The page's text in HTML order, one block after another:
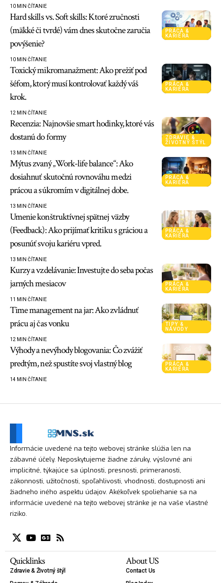
10 MIN ČÍTANIE
PRÁCA &
KARIÉRA
Hard skills vs. Soft skills: Ktoré zručnosti
(mäkké či tvrdé) vám dnes skutočne zaručia
povýšenie?
10 MIN ČÍTANIE
PRÁCA &
KARIÉRA
Toxický mikromanažment: Ako prežiť pod
šéfom, ktorý musí kontrolovať každý váš
krok.
12 MIN ČÍTANIE
ZDRAVIE &
ŽIVOTNÝ ŠTÝL
Recenzia: Najnovšie smart hodinky, ktoré vás
dostanú do formy
13 MIN ČÍTANIE
PRÁCA &
KARIÉRA
Mýtus zvaný „Work-life balance“: Ako
dosiahnuť skutočnú rovnováhu medzi
prácou a súkromím v digitálnej dobe.
13 MIN ČÍTANIE
PRÁCA &
KARIÉRA
Umenie konštruktívnej spätnej väzby
(Feedback): Ako prijímať kritiku s gráciou a
posunúť svoju kariéru vpred.
13 MIN ČÍTANIE
PRÁCA &
KARIÉRA
Kurzy a vzdelávanie: Investujte do seba počas
jarných mesiacov
11 MIN ČÍTANIE
TIPY &
NÁVODY
Time management na jar: Ako zvládnuť
prácu aj čas vonku
12 MIN ČÍTANIE
PRÁCA &
KARIÉRA
Výhody a nevýhody blogovania: Čo zvážiť
predtým, než spustíte svoj vlastný blog
14 MIN ČÍTANIE
Informácie uvedené na tejto webovej stránke slúžia len na
zábavné účely. Neposkytujeme žiadne záruky, výslovné ani
implicitné, týkajúce sa úplnosti, presnosti, primeranosti,
zákonnosti, užitočnosti, spoľahlivosti, vhodnosti, dostupnosti ani
žiadneho iného aspektu údajov. Akékoľvek spoliehanie sa na
informácie uvedené na tejto webovej stránke je na vaše vlastné
riziko.
Quicklinks
Zdravie & Životný štýl
About US
Contact Us